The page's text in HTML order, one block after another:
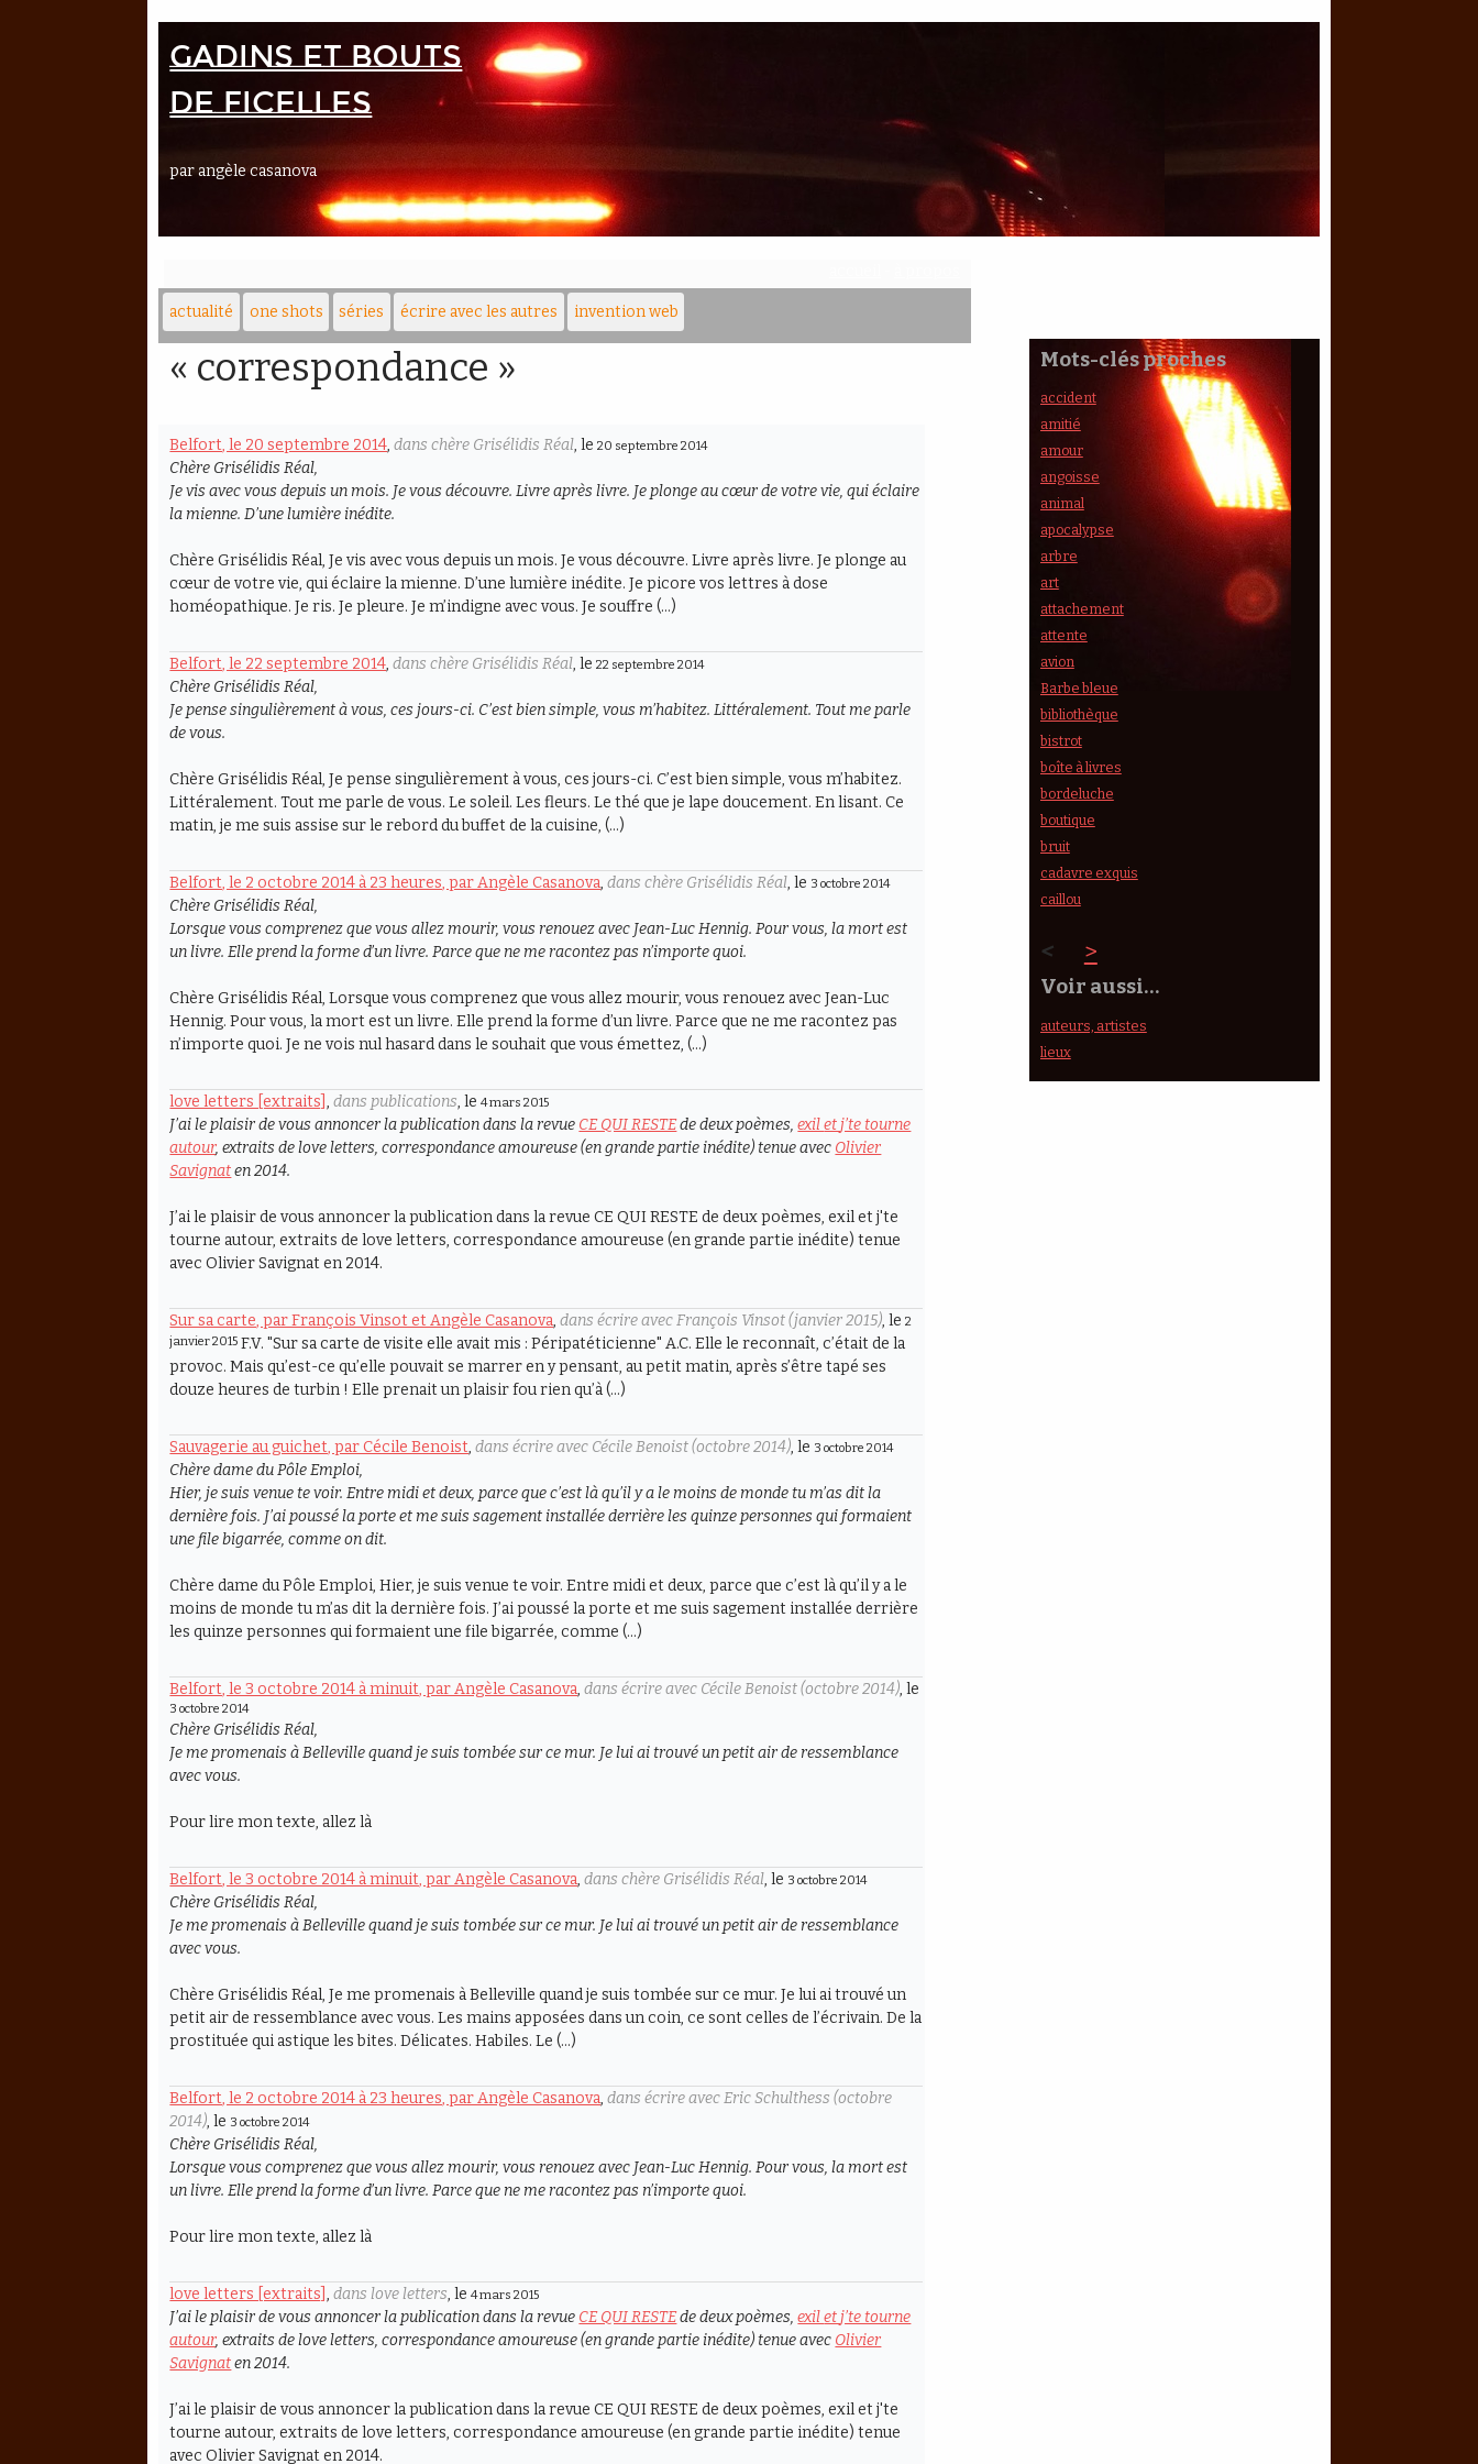
Gadins et bouts
de ficelles
par angèle casanova
actualité one shots séries écrire avec les autres invention web
« correspondance »
Belfort, le 20 septembre 2014,dans chère Grisélidis Réal, le20 septembre 2014
Chère Grisélidis Réal,
Je vis avec vous depuis un mois. Je vous découvre. Livre après livre. Je plonge au cœur de votre vie, qui éclaire
la mienne. D’une lumière inédite.
Chère Grisélidis Réal, Je vis avec vous depuis un mois. Je vous découvre. Livre après livre. Je plonge au
cœur de votre vie, qui éclaire la mienne. D’une lumière inédite. Je picore vos lettres à dose
homéopathique. Je ris. Je pleure. Je m’indigne avec vous. Je souffre (…)
Belfort, le 22 septembre 2014,dans chère Grisélidis Réal, le22 septembre 2014
Chère Grisélidis Réal,
Je pense singulièrement à vous, ces jours-ci. C’est bien simple, vous m’habitez. Littéralement. Tout me parle
de vous.
Chère Grisélidis Réal, Je pense singulièrement à vous, ces jours-ci. C’est bien simple, vous m’habitez.
Littéralement. Tout me parle de vous. Le soleil. Les fleurs. Le thé que je lape doucement. En lisant. Ce
matin, je me suis assise sur le rebord du buffet de la cuisine, (…)
Belfort, le 2 octobre 2014 à 23 heures, par Angèle Casanova,dans chère Grisélidis Réal, le 3 octobre 2014
Chère Grisélidis Réal,
Lorsque vous comprenez que vous allez mourir, vous renouez avec Jean-Luc Hennig. Pour vous, la mort est
un livre. Elle prend la forme d’un livre. Parce que ne me racontez pas n’importe quoi.
Chère Grisélidis Réal, Lorsque vous comprenez que vous allez mourir, vous renouez avec Jean-Luc
Hennig. Pour vous, la mort est un livre. Elle prend la forme d’un livre. Parce que ne me racontez pas
n’importe quoi. Je ne vois nul hasard dans le souhait que vous émettez, (…)
love letters [extraits],dans publications, le4 mars 2015
J’ai le plaisir de vous annoncer la publication dans la revue CE QUI RESTEde deux poèmes,exiletj’te tourne
autour, extraits delove letters, correspondance amoureuse (en grande partie inédite) tenue avec Olivier
Savignaten 2014.
J’ai le plaisir de vous annoncer la publication dans la revue CE QUI RESTE de deux poèmes, exil et j'te
tourne autour, extraits de love letters, correspondance amoureuse (en grande partie inédite) tenue
avec Olivier Savignat en 2014.
Sur sa carte, par François Vinsot et Angèle Casanova,dans écrire avec François Vinsot (janvier 2015), le2
janvier 2015F.V. "Sur sa carte de visite elle avait mis : Péripatéticienne" A.C. Elle le reconnaît, c’était de la
provoc. Mais qu’est-ce qu’elle pouvait se marrer en y pensant, au petit matin, après s’être tapé ses
douze heures de turbin ! Elle prenait un plaisir fou rien qu’à (…)
Sauvagerie au guichet, par Cécile Benoist,dans écrire avec Cécile Benoist (octobre 2014), le 3 octobre 2014
Chère dame du Pôle Emploi,
Hier, je suis venue te voir. Entre midi et deux, parce que c’est là qu’il y a le moins de monde tu m’as dit la
dernière fois. J’ai poussé la porte et me suis sagement installée derrière les quinze personnes qui formaient
une file bigarrée, comme on dit.
Chère dame du Pôle Emploi, Hier, je suis venue te voir. Entre midi et deux, parce que c’est là qu’il y a le
moins de monde tu m’as dit la dernière fois. J’ai poussé la porte et me suis sagement installée derrière
les quinze personnes qui formaient une file bigarrée, comme (…)
Belfort, le 3 octobre 2014 à minuit, par Angèle Casanova,dans écrire avec Cécile Benoist (octobre 2014), le
3 octobre 2014
Chère Grisélidis Réal,
Je me promenais à Belleville quand je suis tombée sur ce mur. Je lui ai trouvé un petit air de ressemblance
avec vous.
Pour lire mon texte, allez là
Belfort, le 3 octobre 2014 à minuit, par Angèle Casanova,dans chère Grisélidis Réal, le 3 octobre 2014
Chère Grisélidis Réal,
Je me promenais à Belleville quand je suis tombée sur ce mur. Je lui ai trouvé un petit air de ressemblance
avec vous.
Chère Grisélidis Réal, Je me promenais à Belleville quand je suis tombée sur ce mur. Je lui ai trouvé un
petit air de ressemblance avec vous. Les mains apposées dans un coin, ce sont celles de l’écrivain. De la
prostituée qui astique les bites. Délicates. Habiles. Le (…)
Belfort, le 2 octobre 2014 à 23 heures, par Angèle Casanova,dans écrire avec Eric Schulthess (octobre
2014), le 3 octobre 2014
Chère Grisélidis Réal,
Lorsque vous comprenez que vous allez mourir, vous renouez avec Jean-Luc Hennig. Pour vous, la mort est
un livre. Elle prend la forme d’un livre. Parce que ne me racontez pas n’importe quoi.
Pour lire mon texte, allez là
love letters [extraits],dans love letters, le4 mars 2015
J’ai le plaisir de vous annoncer la publication dans la revue CE QUI RESTEde deux poèmes,exiletj’te tourne
autour, extraits delove letters, correspondance amoureuse (en grande partie inédite) tenue avec Olivier
Savignaten 2014.
J’ai le plaisir de vous annoncer la publication dans la revue CE QUI RESTE de deux poèmes, exil et j'te
tourne autour, extraits de love letters, correspondance amoureuse (en grande partie inédite) tenue
avec Olivier Savignat en 2014.
Mots-clés proches
accident
amitié
amour
angoisse
animal
apocalypse
arbre
art
attachement
attente
avion
Barbe bleue
bibliothèque
bistrot
boîte à livres
bordeluche
boutique
bruit
cadavre exquis
caillou
< >
Voir aussi…
auteurs, artistes
lieux